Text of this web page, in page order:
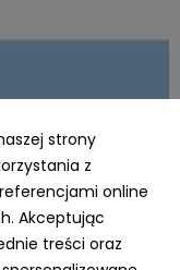
– nawet 3,5
strony
z
online
Akceptując
treści oraz